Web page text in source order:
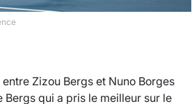
Zizou Bergs et Nuno Borges
Bergs qui a pris le meilleur sur le